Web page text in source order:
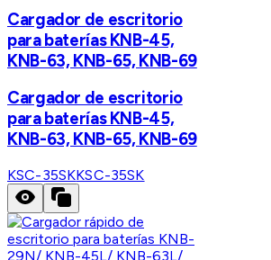
Cargador de escritorio
para baterías KNB-45,
KNB-63, KNB-65, KNB-69
Cargador de escritorio
para baterías KNB-45,
KNB-63, KNB-65, KNB-69
KSC-35SKKSC-35SK